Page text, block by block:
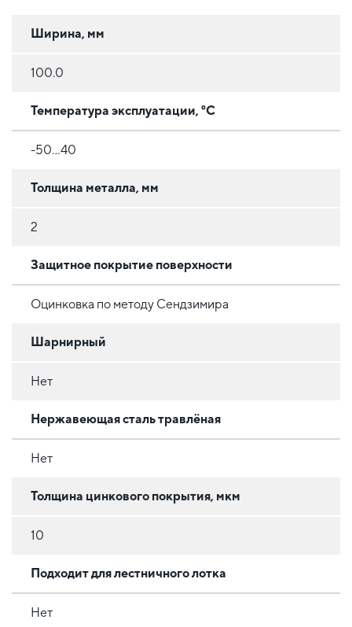
Ширина, мм
100.0
Температура эксплуатации, °C
-50...40
Толщина металла, мм
2
Защитное покрытие поверхности
Оцинковка по методу Сендзимира
Шарнирный
Нет
Нержавеющая сталь травлёная
Нет
Толщина цинкового покрытия, мкм
10
Подходит для лестничного лотка
Нет